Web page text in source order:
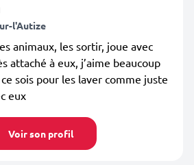
l'Autize
animaux, les sortir, joue avec
attaché à eux, j’aime beaucoup
sois pour les laver comme juste
eux
Voir son profil